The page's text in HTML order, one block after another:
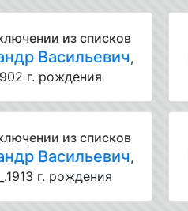
из списков
Васильевич,
г. рождения
из списков
Васильевич,
г. рождения